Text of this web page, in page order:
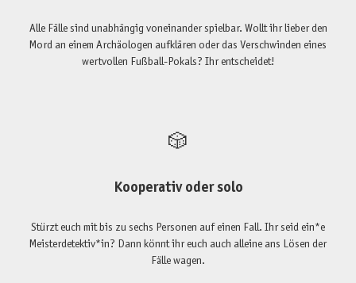
Alle Fälle sind unabhängig voneinander spielbar. Wollt ihr lieber den
Mord an einem Archäologen aufklären oder das Verschwinden eines
wertvollen Fußball-Pokals? Ihr entscheidet!
🎲
Kooperativ oder solo
Stürzt euch mit bis zu sechs Personen auf einen Fall. Ihr seid ein*e
Meisterdetektiv*in? Dann könnt ihr euch auch alleine ans Lösen der
Fälle wagen.